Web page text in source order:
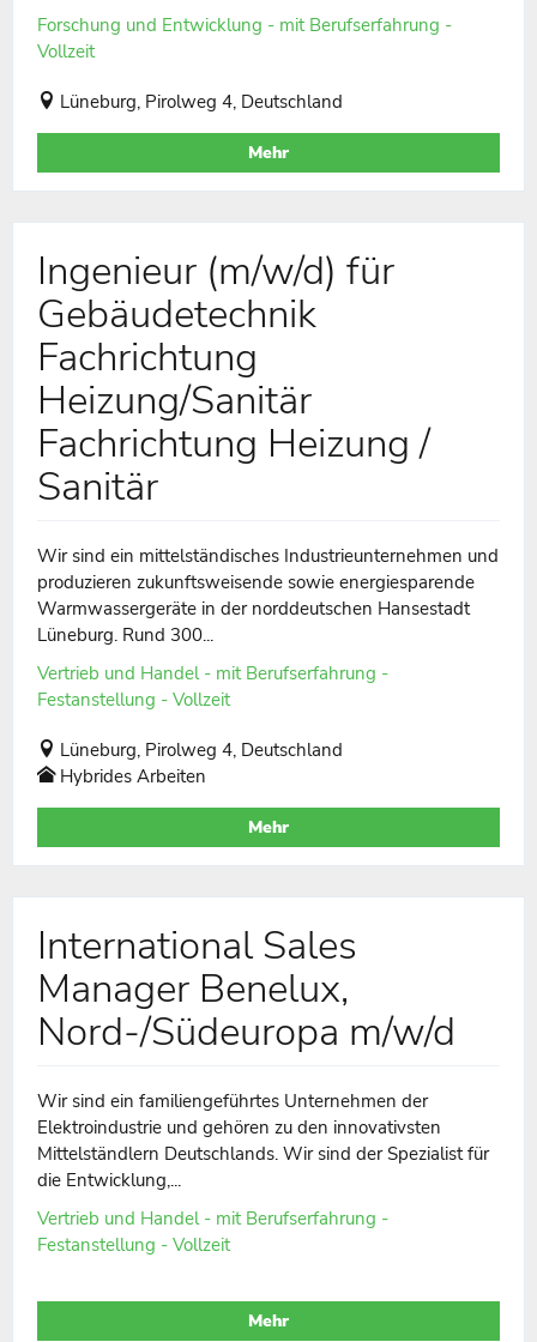
Forschung und Entwicklung - mit Berufserfahrung -
Vollzeit
Lüneburg, Pirolweg 4, Deutschland
Mehr
Ingenieur (m/w/d) für
Gebäudetechnik
Fachrichtung
Heizung/Sanitär
Fachrichtung Heizung /
Sanitär
Wir sind ein mittelständisches Industrieunternehmen und
produzieren zukunftsweisende sowie energiesparende
Warmwassergeräte in der norddeutschen Hansestadt
Lüneburg. Rund 300...
Vertrieb und Handel - mit Berufserfahrung -
Festanstellung - Vollzeit
Lüneburg, Pirolweg 4, Deutschland
Hybrides Arbeiten
Mehr
International Sales
Manager Benelux,
Nord-/Südeuropa m/w/d
Wir sind ein familiengeführtes Unternehmen der
Elektroindustrie und gehören zu den innovativsten
Mittelständlern Deutschlands. Wir sind der Spezialist für
die Entwicklung,...
Vertrieb und Handel - mit Berufserfahrung -
Festanstellung - Vollzeit
Mehr